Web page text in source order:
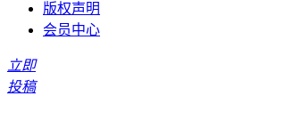
版权声明
会员中心
立即
投稿